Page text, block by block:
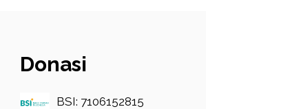
Donasi
BSI: 7106152815